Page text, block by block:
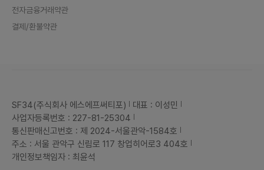
전자금융거래약관
결제/환불약관
SF34(주식회사 에스에프써티포)
대표 : 이성민
사업자등록번호 : 227-81-25304
통신판매신고번호 : 제 2024-서울관악-1584호
주소 : 서울 관악구 신림로 117 창업히어로3 404호
개인정보책임자 : 최윤석